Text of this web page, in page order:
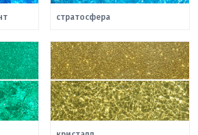
стратосфера